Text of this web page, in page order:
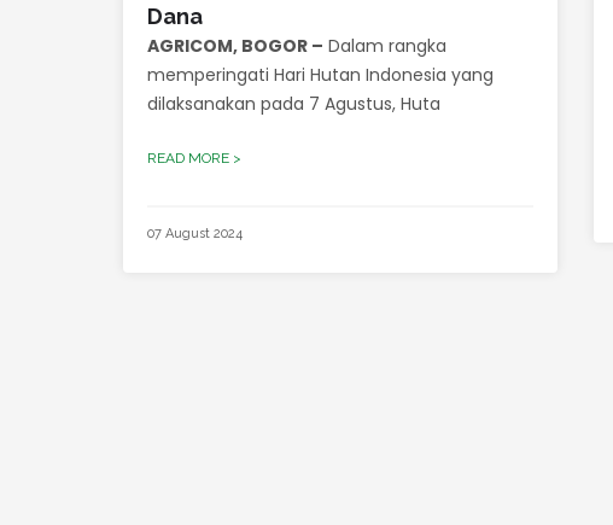
Dana
AGRICOM, BOGOR – Dalam rangka
memperingati Hari Hutan Indonesia yang
dilaksanakan pada 7 Agustus, Huta
READ MORE >
07 August 2024